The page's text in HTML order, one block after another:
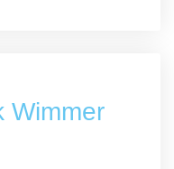
Wimmer